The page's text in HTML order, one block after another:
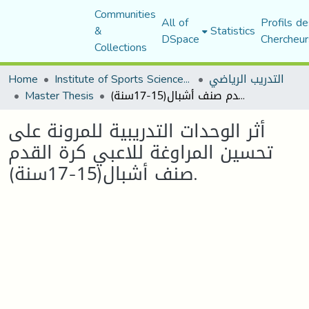
Communities
&
Collections
All of
DSpace Statistics Profils
Home
Institute of Sports Sciences and Techniques التدريب الرياضي
Master Thesis أثر الوحدات التدريبية للمرونة على تحسين المراوغة للاعبي كرة القدم صنف أشبال(15-17سنة).
أثر الوحدات التدريبية للمرونة على
تحسين المراوغة للاعبي كرة القدم
صنف أشبال(15-17سنة).